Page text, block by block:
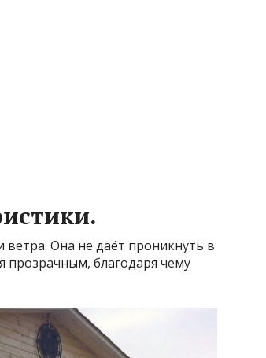
Она не даёт проникнуть в
прозрачным, благодаря чему